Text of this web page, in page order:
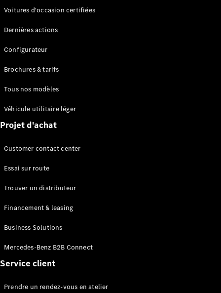
tout-
Électrique
Classe G
tout-terrain
Mercedes-
Break
Tous les
CLA
Brake
Shooting
Classe C
Classe C
Voitures d'occasion certifiées
Dernières actions
Configurateur
Brochures & tarifs
Tous nos modèles
Véhicule utilitaire léger
Projet d'achat
Customer contact center
Essai sur route
Trouver un distributeur
Financement & leasing
Business Solutions
Mercedes-Benz B2B Connect
Service client
Prendre un rendez-vous en atelier